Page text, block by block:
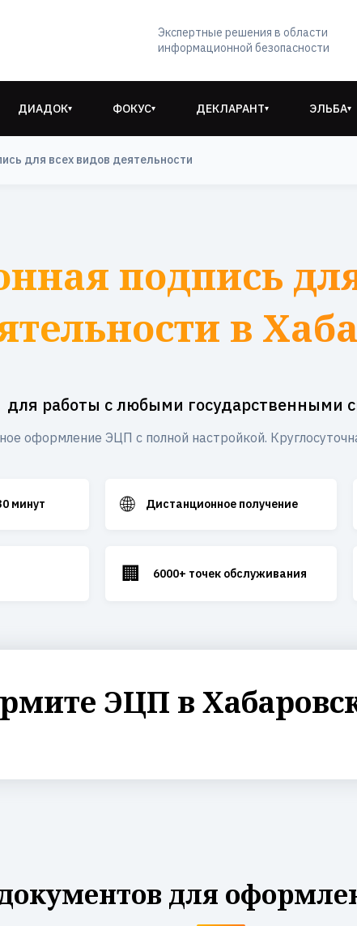
Экспертные решения в области
информационной безопасности
ДИАДОК▾ ФОКУС▾ ДЕКЛАРАНТ▾ ЭЛЬБА▾
для всех видов деятельности
подпись
в
для работы с любыми государственными
оформление ЭЦП с полной настройкой.
минут 🌐 Дистанционное получение
🏢 6000+ точек обслуживания
ЭЦП в
для